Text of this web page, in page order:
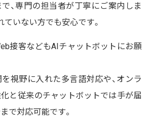
、専門の担当者が丁寧にご案内しま
ていない方でも安心です。
接客などもAIチャットボットにお願
視野に入れた多言語対応や、オンラ
と従来のチャットボットでは手が届
で対応可能です。